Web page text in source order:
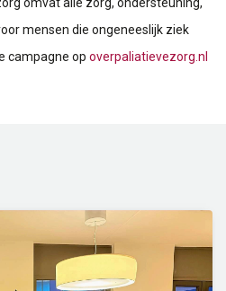
mensen die ongeneeslijk ziek
campagne op overpaliatievezorg.nl